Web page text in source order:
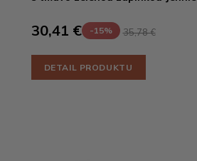
30,41 € -15% 35,78 €
DETAIL PRODUKTU